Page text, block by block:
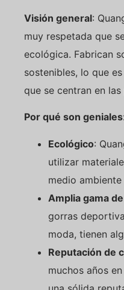
Visión general:
muy respetada que
ecológica. Fabrican
sostenibles, lo que
que se centran en
Por qué son geniales:
Ecológico:
utilizar
medio
Amplia gama
gorras
moda, tienen
Reputación de
muchos años